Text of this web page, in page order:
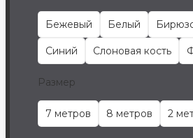
Бежевый Белый
Синий Слоновая кость
Размер
7 метров 8 метров 2